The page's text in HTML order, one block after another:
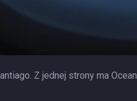
Z jednej strony ma Ocean